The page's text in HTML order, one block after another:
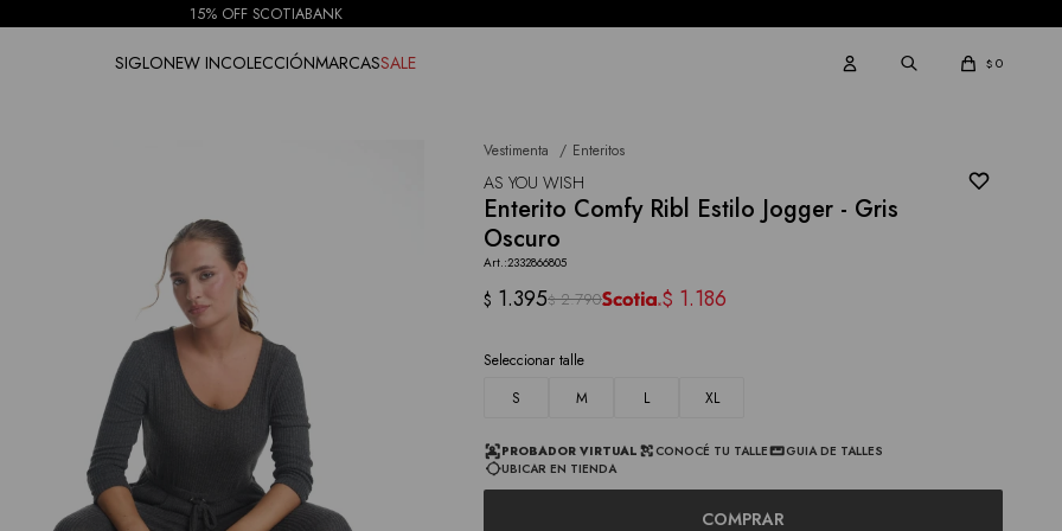
15% OFF SCOTIABANK
SIGLONEW INCOLECCIÓNMARCASSALE $ 0
Vestimenta Enteritos
AS YOU WISH
Enterito Comfy Ribl Estilo Jogger - Gris
Oscuro
2332866805
$ 1.395$ 2.790 $ 1.186
Seleccionar talle
S
M L XL
PROBADOR VIRTUAL CONOCÉ TU TALLE
GUIA DE TALLES
UBICAR EN TIENDA
COMPRAR